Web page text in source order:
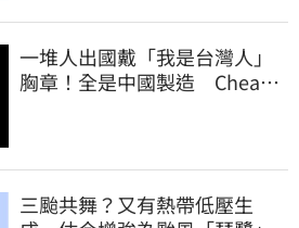
一堆人出國戴「我是台灣人」
胸章！全是中國製造 Cheap
三颱共舞？又有熱帶低壓生